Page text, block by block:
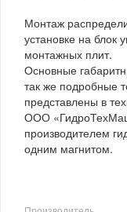
Монтаж
установке на блок
монтажных плит.
Основные
так же подробные
представлены в
ООО
производителем
одним магнитом.